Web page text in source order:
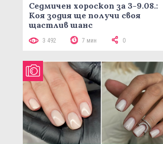
Седмичен хороскоп за 3-9.08.:
Коя зодия ще получи своя
щастлив шанс
3 492 7 мин 0